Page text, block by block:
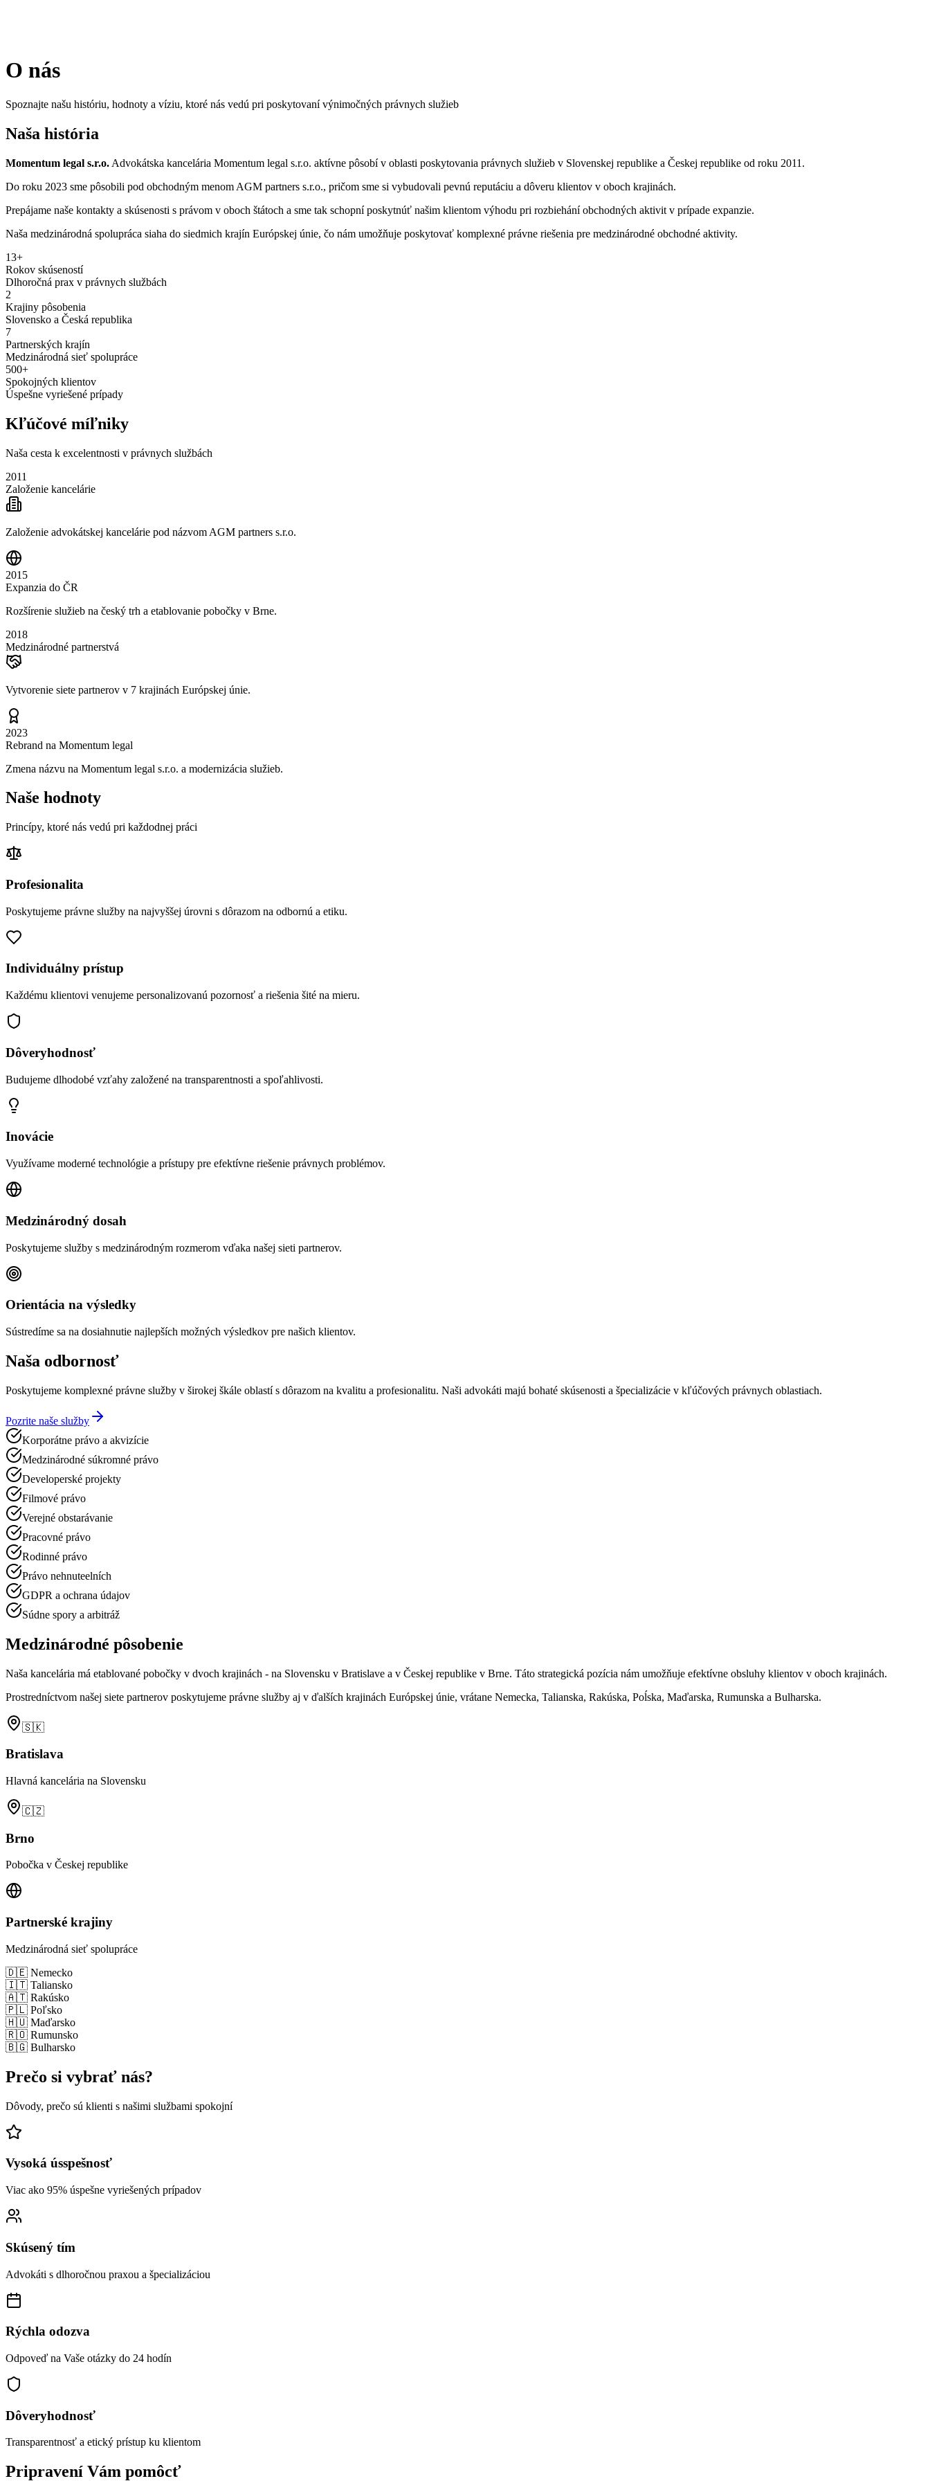
O nás
Spoznajte našu históriu, hodnoty a víziu, ktoré nás vedú pri poskytovaní výnimočných právnych služieb
Naša história
Momentum legal s.r.o. Advokátska kancelária Momentum legal s.r.o. aktívne pôsobí v oblasti poskytovania právnych služieb v Slovenskej republike a Českej republike od roku 2011.
Do roku 2023 sme pôsobili pod obchodným menom AGM partners s.r.o., pričom sme si vybudovali pevnú reputáciu a dôveru klientov v oboch krajinách.
Prepájame naše kontakty a skúsenosti s právom v oboch štátoch a sme tak schopní poskytnúť našim klientom výhodu pri rozbiehání obchodných aktivit v prípade expanzie.
Naša medzinárodná spolupráca siaha do siedmich krajín Európskej únie, čo nám umožňuje poskytovať komplexné právne riešenia pre medzinárodné obchodné aktivity.
13+
Rokov skúseností
Dlhoročná prax v právnych službách
2
Krajiny pôsobenia
Slovensko a Česká republika
7
Partnerských krajín
Medzinárodná sieť spolupráce
500+
Spokojných klientov
Úspešne vyriešené prípady
Kľúčové míľniky
Naša cesta k excelentnosti v právnych službách
2011
Založenie kancelárie
Založenie advokátskej kancelárie pod názvom AGM partners s.r.o.
2015
Expanzia do ČR
Rozšírenie služieb na český trh a etablovanie pobočky v Brne.
2018
Medzinárodné partnerstvá
Vytvorenie siete partnerov v 7 krajinách Európskej únie.
2023
Rebrand na Momentum legal
Zmena názvu na Momentum legal s.r.o. a modernizácia služieb.
Naše hodnoty
Princípy, ktoré nás vedú pri každodnej práci
Profesionalita
Poskytujeme právne služby na najvyššej úrovni s dôrazom na odbornú a etiku.
Individuálny prístup
Každému klientovi venujeme personalizovanú pozornosť a riešenia šité na mieru.
Dôveryhodnosť
Budujeme dlhodobé vzťahy založené na transparentnosti a spoľahlivosti.
Inovácie
Využívame moderné technológie a prístupy pre efektívne riešenie právnych problémov.
Medzinárodný dosah
Poskytujeme služby s medzinárodným rozmerom vďaka našej sieti partnerov.
Orientácia na výsledky
Sústredíme sa na dosiahnutie najlepších možných výsledkov pre našich klientov.
Naša odbornosť
Poskytujeme komplexné právne služby v širokej škále oblastí s dôrazom na kvalitu a profesionalitu. Naši advokáti majú bohaté skúsenosti a špecializácie v kľúčových právnych oblastiach.
Pozrite naše služby
Korporátne právo a akvizície
Medzinárodné súkromné právo
Developerské projekty
Filmové právo
Verejné obstarávanie
Pracovné právo
Rodinné právo
Právo nehnuteelních
GDPR a ochrana údajov
Súdne spory a arbitráž
Medzinárodné pôsobenie
Naša kancelária má etablované pobočky v dvoch krajinách - na Slovensku v Bratislave a v Českej republike v Brne. Táto strategická pozícia nám umožňuje efektívne obsluhy klientov v oboch krajinách.
Prostredníctvom našej siete partnerov poskytujeme právne služby aj v ďalších krajinách Európskej únie, vrátane Nemecka, Talianska, Rakúska, Poĺska, Maďarska, Rumunska a Bulharska.
🇸🇰
Bratislava
Hlavná kancelária na Slovensku
🇨🇿
Brno
Pobočka v Českej republike
Partnerské krajiny
Medzinárodná sieť spolupráce
🇩🇪 Nemecko
🇮🇹 Taliansko
🇦🇹 Rakúsko
🇵🇱 Poľsko
🇭🇺 Maďarsko
🇷🇴 Rumunsko
🇧🇬 Bulharsko
Prečo si vybrať nás?
Dôvody, prečo sú klienti s našimi službami spokojní
Vysoká ússpešnosť
Viac ako 95% úspešne vyriešených prípadov
Skúsený tím
Advokáti s dlhoročnou praxou a špecializáciou
Rýchla odozva
Odpoveď na Vaše otázky do 24 hodín
Dôveryhodnosť
Transparentnosť a etický prístup ku klientom
Pripravení Vám pomôcť